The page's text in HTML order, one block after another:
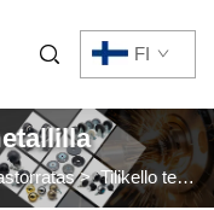
FI
>Tilikello tervaametallilla